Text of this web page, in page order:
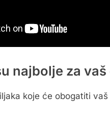
najbolje za vaš
koje će obogatiti